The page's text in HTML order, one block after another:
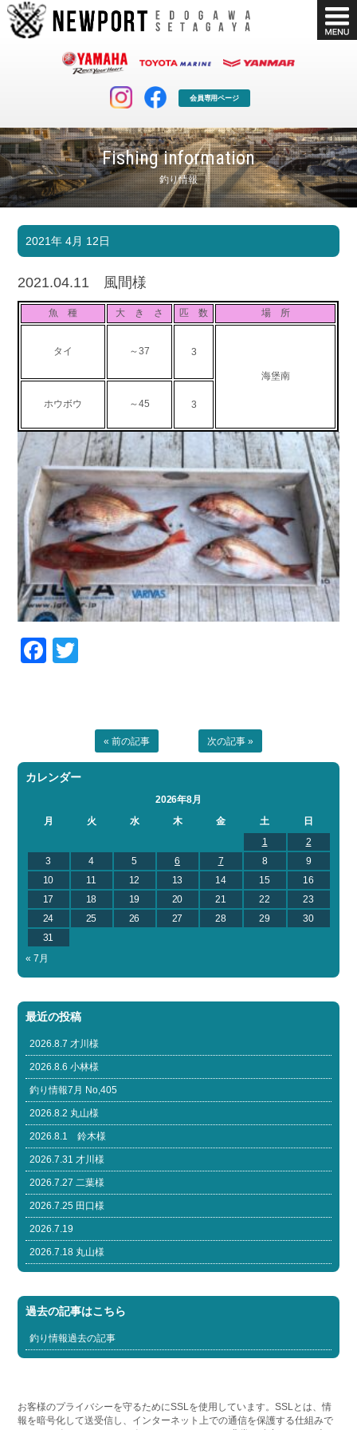
会員専用ページ
Fishing information
釣り情報
マリンクラブ
マリンライフを堪能したい！
ボート販売
ボート免許
長年の実績と信頼！
店舗情報 公式ブログ
会社概要
Recruit
2021年 4月 12日
2021.04.11 風間様
魚 種 大 き さ 匹 数 場 所
タイ ～37 3
海堡南
ホウボウ ～45 3
Facebook
« 前の記事 次の記事 »
カレンダー
2026年8月
月
火 水 木 金 土
日
1
2
3
4 5 6 7 8
9
10
11 12 13 14 15
16
17
18 19 20 21 22
23
24
25 26 27 28 29
30
31
« 7月
最近の投稿
2026.8.7 才川様
2026.8.6 小林様
釣り情報7月 No,405
2026.8.2 丸山様
2026.8.1 鈴木様
2026.7.31 才川様
2026.7.27 二葉様
2026.7.25 田口様
2026.7.19
2026.7.18 丸山様
過去の記事はこちら
釣り情報過去の記事
お客様のプライバシーを守るためにSSLを使用しています。SSLとは、情
報を暗号化して送受信し、インターネット上での通信を保護する仕組みで